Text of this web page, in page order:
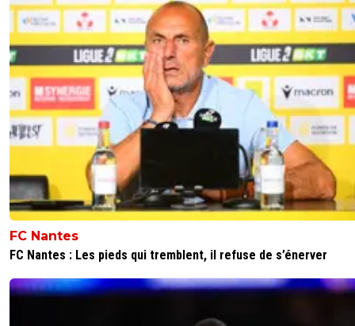
FC Nantes
FC Nantes : Les pieds qui tremblent, il refuse de s’énerver